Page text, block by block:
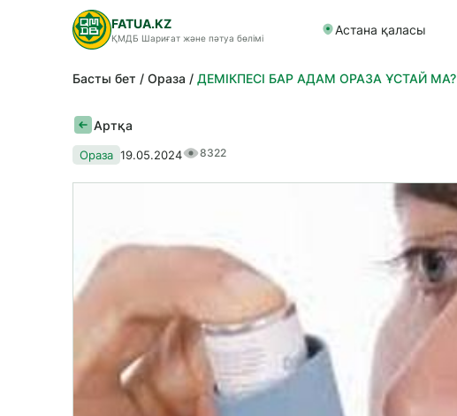
FATUA.KZ
ҚМДБ Шариғат және пәтуа бөлімі
Астана қаласы
Басты бет Ораза ДЕМІКПЕСІ БАР АДАМ ОРАЗА ҰСТАЙ МА?
Артқа
Ораза 19.05.2024 8322